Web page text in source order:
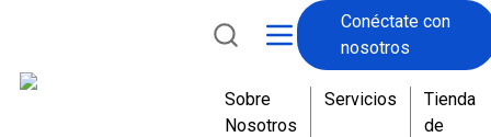
Conéctate con
nosotros
Sobre
Nosotros
Servicios
Tienda
de